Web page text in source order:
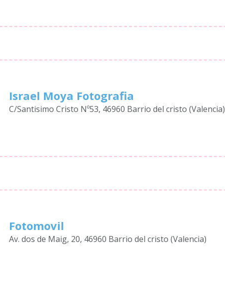
Israel Moya Fotografia
C/Santisimo Cristo Nº53, 46960 Barrio del cristo (Valencia)
Fotomovil
Av. dos de Maig, 20, 46960 Barrio del cristo (Valencia)